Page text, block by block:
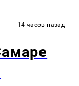
14 часов назад